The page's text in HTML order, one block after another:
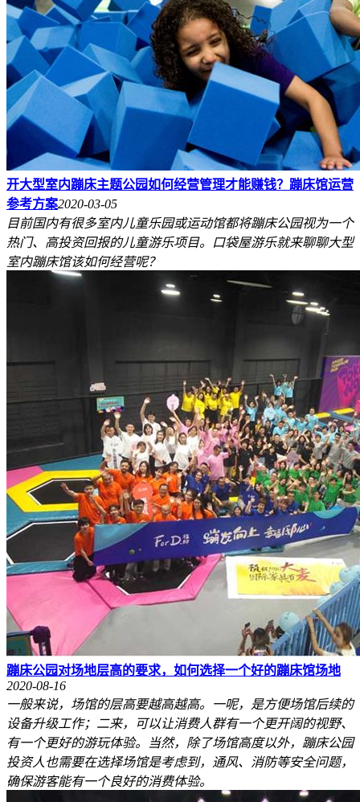
开大型室内蹦床主题公园如何经营管理才能赚钱？蹦床馆运营
参考方案2020-03-05
目前国内有很多室内儿童乐园或运动馆都将蹦床公园视为一个
热门、高投资回报的儿童游乐项目。口袋屋游乐就来聊聊大型
室内蹦床馆该如何经营呢？
蹦床公园对场地层高的要求，如何选择一个好的蹦床馆场地
2020-08-16
一般来说，场馆的层高要越高越高。一呢，是方便场馆后续的
设备升级工作；二来，可以让消费人群有一个更开阔的视野、
有一个更好的游玩体验。当然，除了场馆高度以外，蹦床公园
投资人也需要在选择场馆是考虑到，通风、消防等安全问题，
确保游客能有一个良好的消费体验。